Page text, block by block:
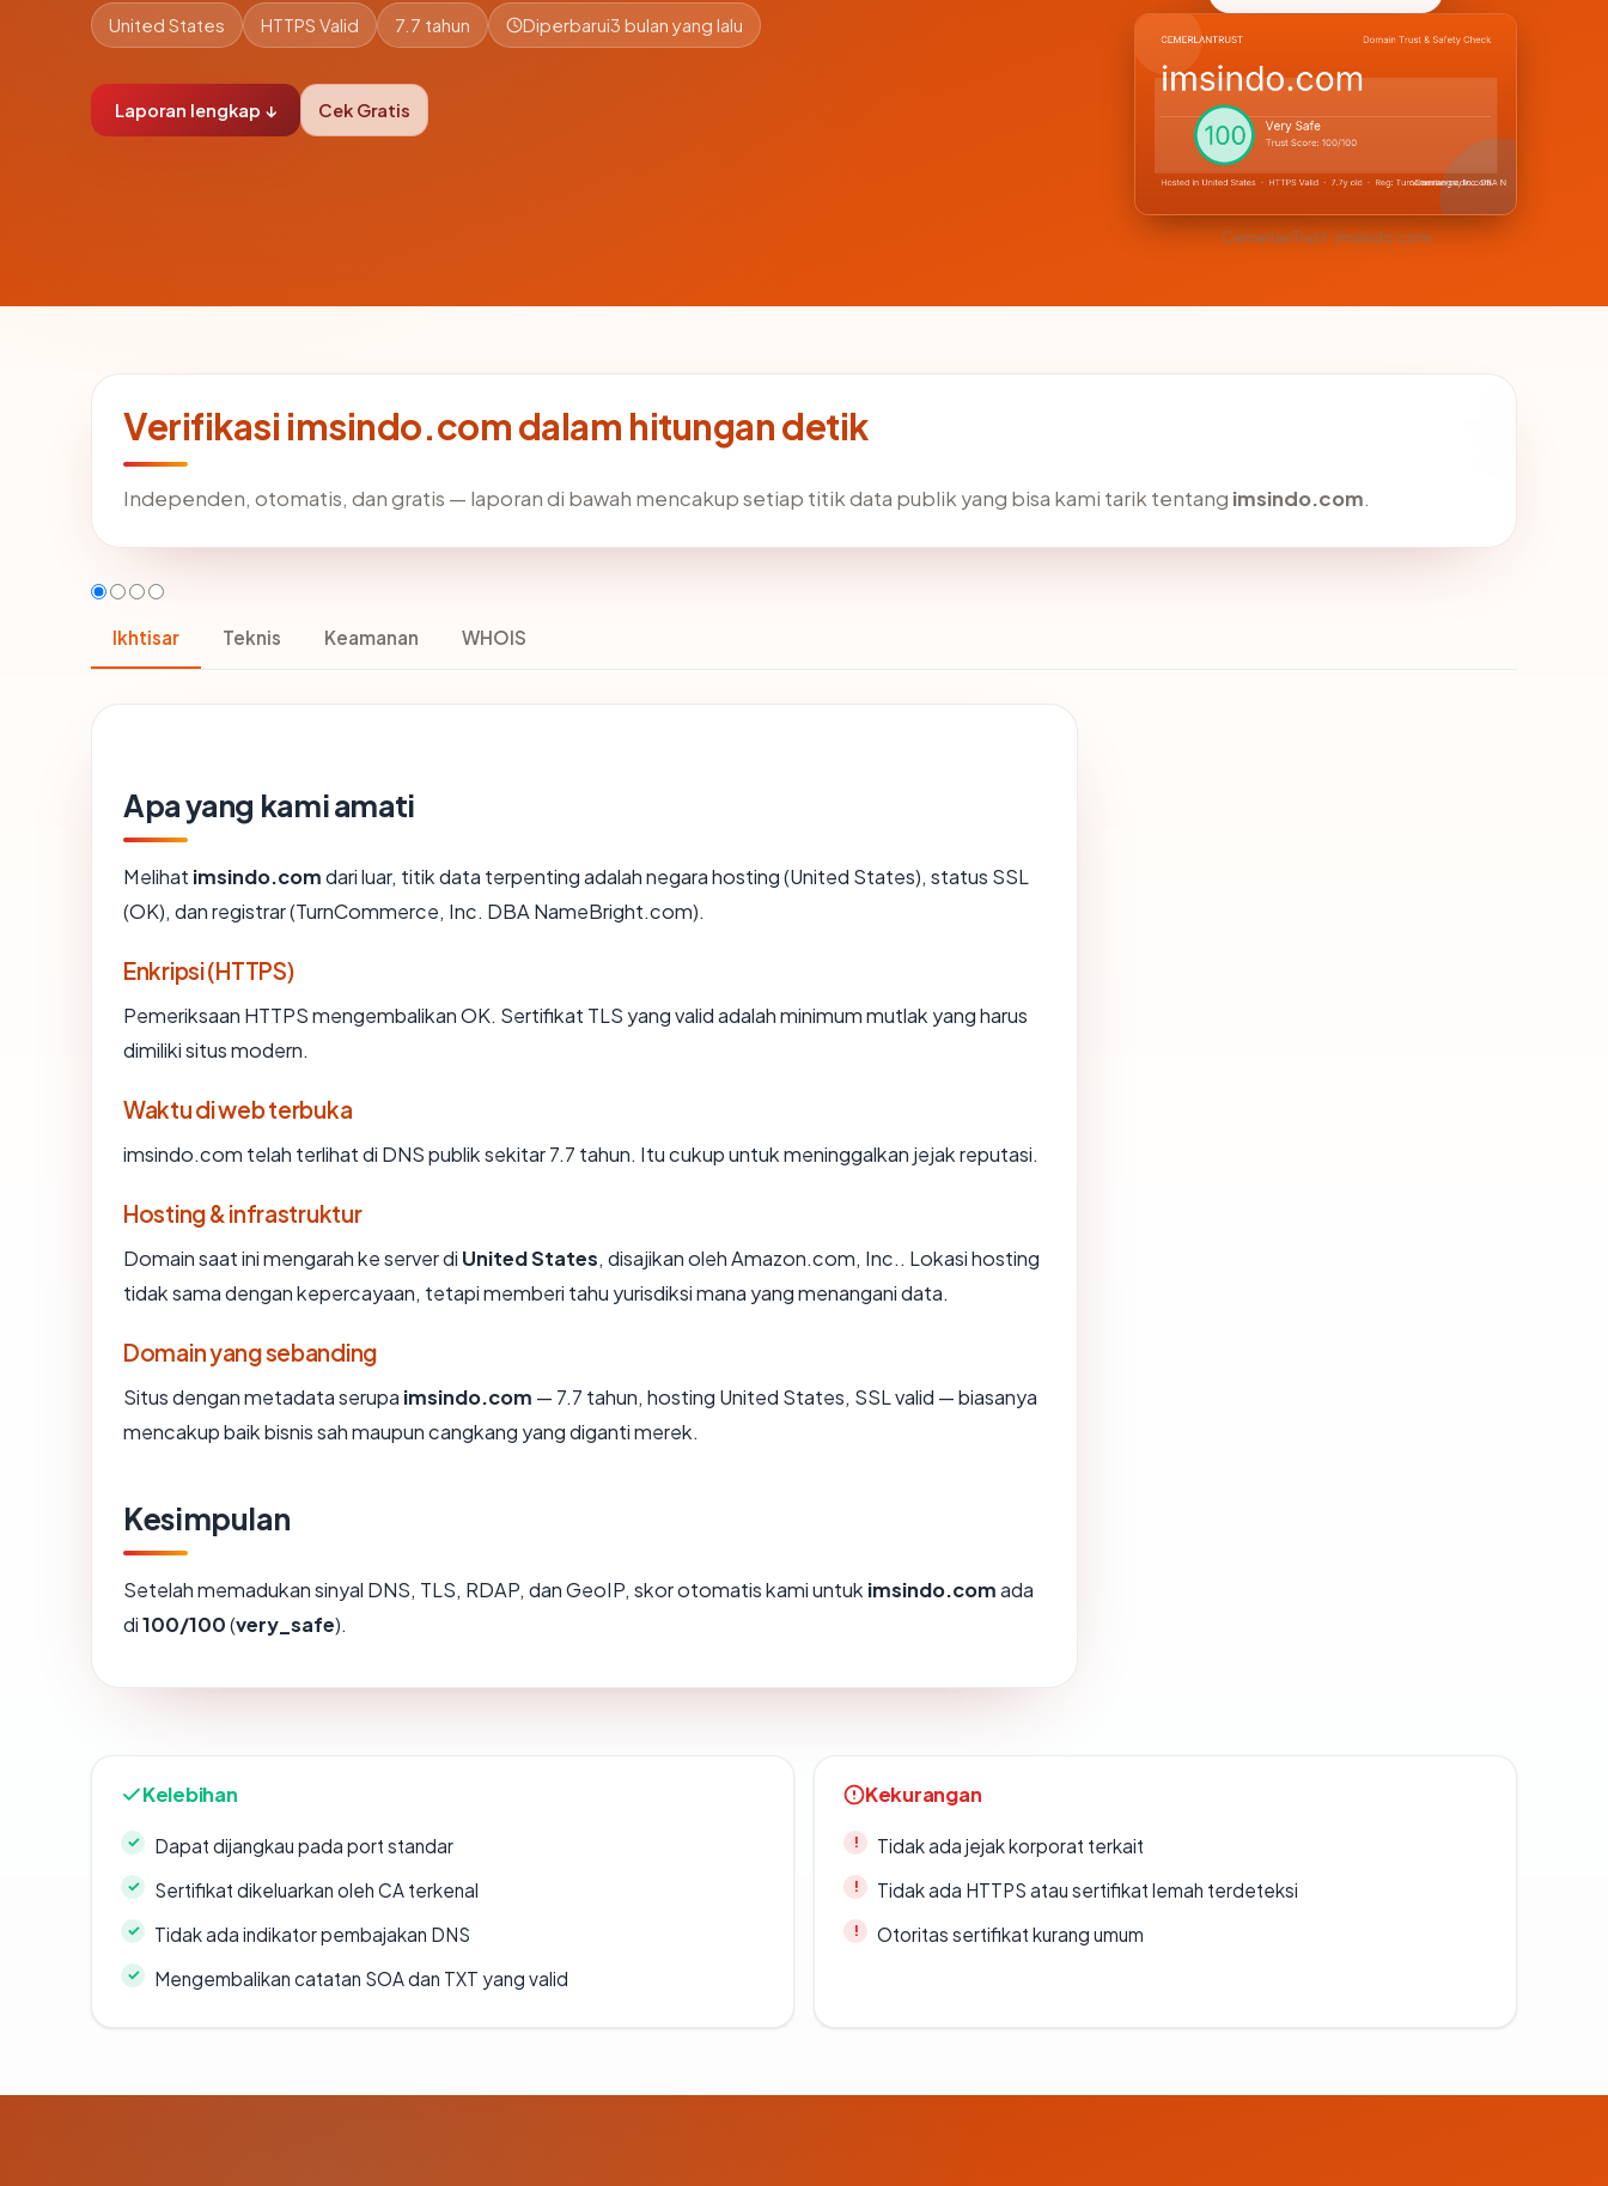
United States HTTPS Valid 7.7 tahun Diperbarui3 bulan yang lalu
Laporan lengkap ↓ Cek Gratis
CemerlanTrust · imsindo.com
Verifikasi imsindo.com dalam hitungan detik
Independen, otomatis, dan gratis — laporan di bawah mencakup setiap titik data publik yang bisa kami tarik tentang imsindo.com.
Ikhtisar Teknis Keamanan WHOIS
Apa yang kami amati
Melihat imsindo.comdari luar, titik data terpenting adalah negara hosting (United States), status SSL
(OK), dan registrar (TurnCommerce, Inc. DBA NameBright.com).
Enkripsi (HTTPS)
Pemeriksaan HTTPS mengembalikan OK. Sertifikat TLS yang valid adalah minimum mutlak yang harus
dimiliki situs modern.
Waktu di web terbuka
imsindo.com telah terlihat di DNS publik sekitar 7.7 tahun. Itu cukup untuk meninggalkan jejak reputasi.
Hosting & infrastruktur
Domain saat ini mengarah ke server di United States, disajikan oleh Amazon.com, Inc.. Lokasi hosting
tidak sama dengan kepercayaan, tetapi memberi tahu yurisdiksi mana yang menangani data.
Domain yang sebanding
Situs dengan metadata serupa imsindo.com — 7.7 tahun, hosting United States, SSL valid — biasanya
mencakup baik bisnis sah maupun cangkang yang diganti merek.
Kesimpulan
Setelah memadukan sinyal DNS, TLS, RDAP, dan GeoIP, skor otomatis kami untuk imsindo.comada
di100/100(very_safe).
Kelebihan
Dapat dijangkau pada port standar
Sertifikat dikeluarkan oleh CA terkenal
Tidak ada indikator pembajakan DNS
Mengembalikan catatan SOA dan TXT yang valid
Kekurangan
Tidak ada jejak korporat terkait
Tidak ada HTTPS atau sertifikat lemah terdeteksi
Otoritas sertifikat kurang umum